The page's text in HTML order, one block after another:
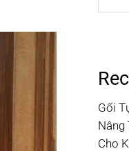
Gối
Nâng
Cho